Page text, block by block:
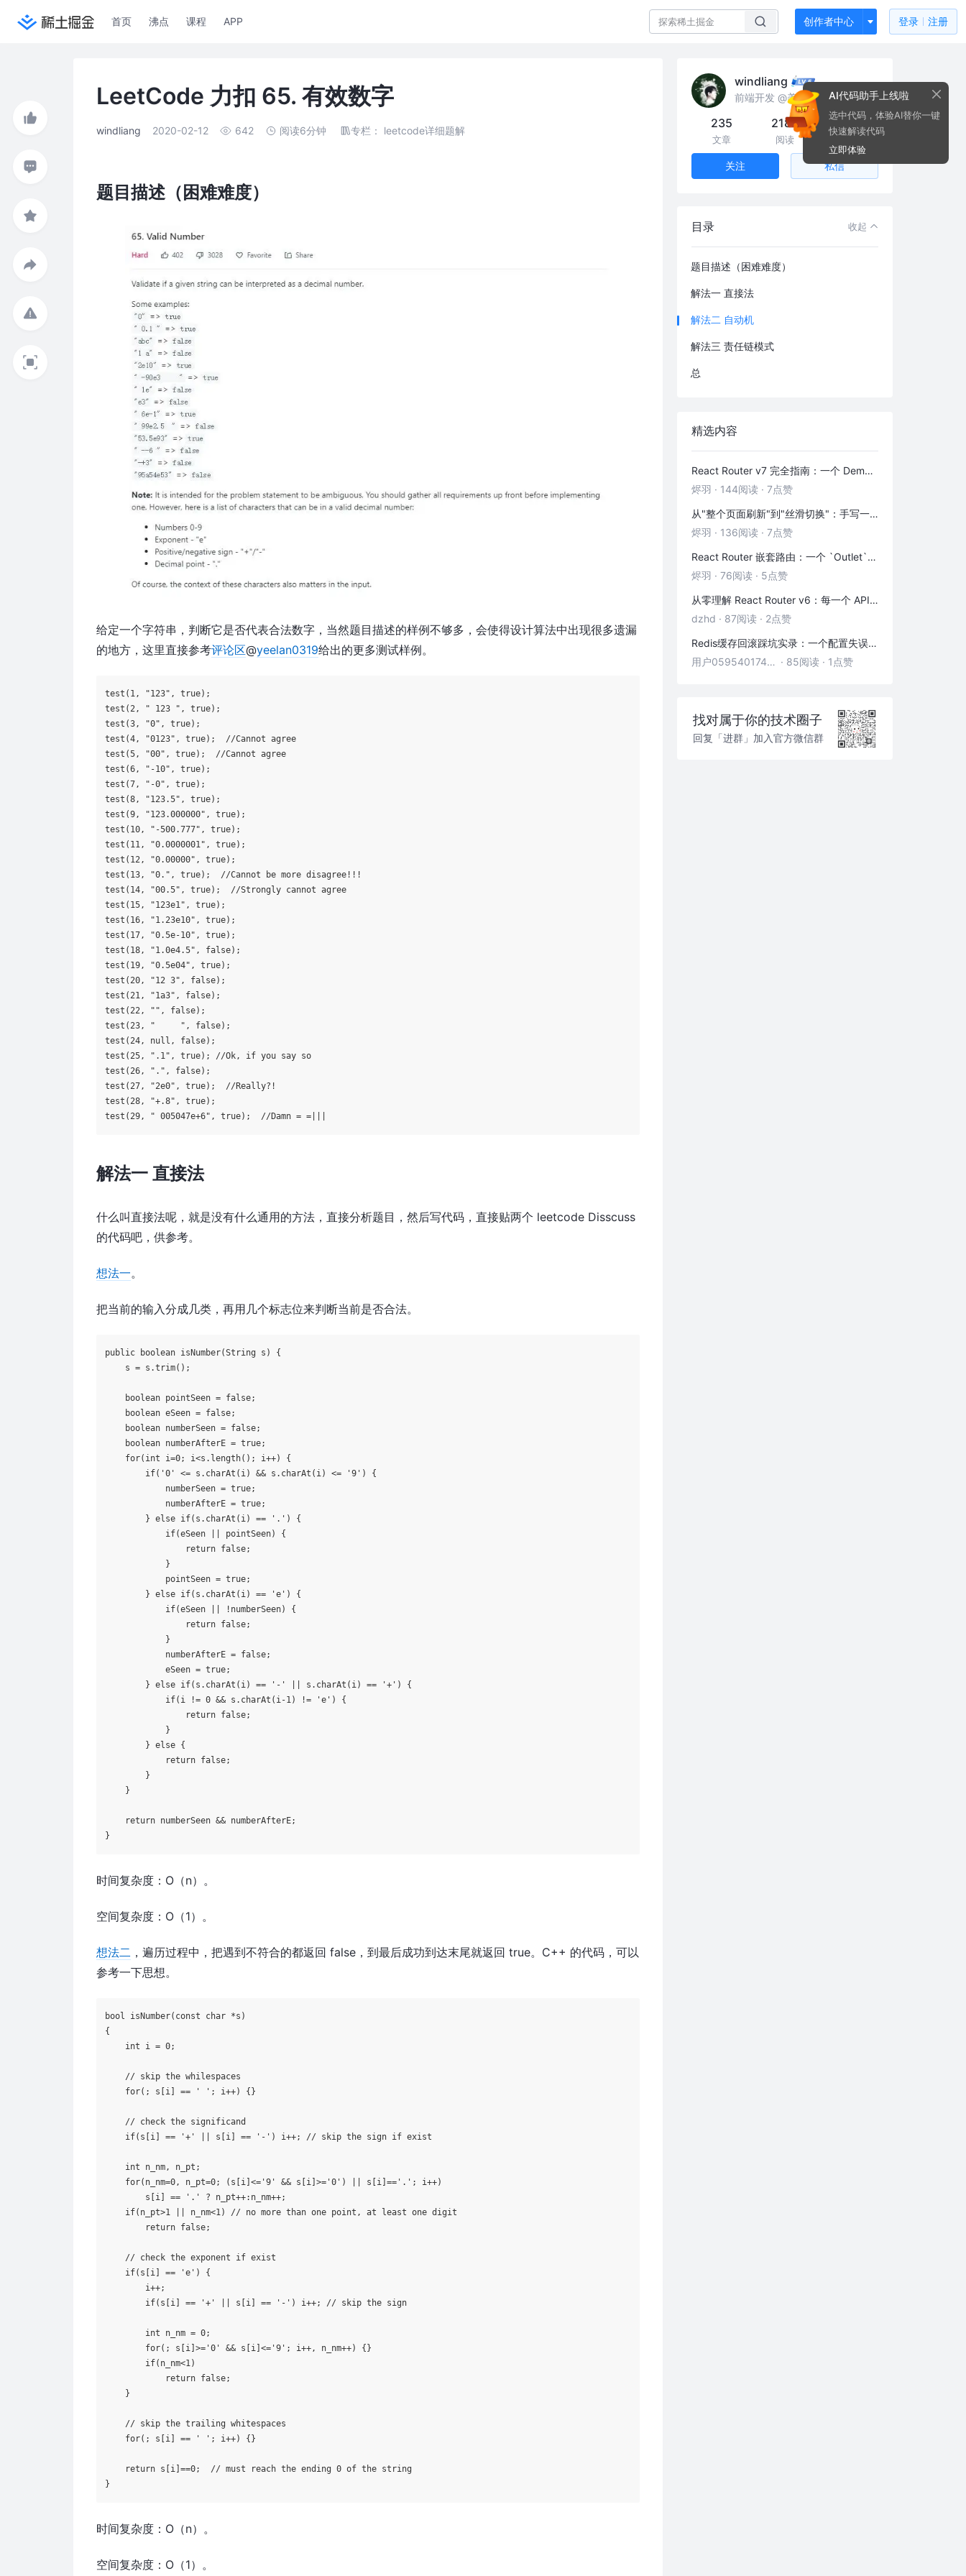
首页 沸点 课程 APP 创作者中心 登录 注册
LeetCode 力扣 65. 有效数字
windliang 2020-02-12 642 阅读6分钟 专栏： leetcode详细题解
题目描述（困难难度）
给定一个字符串，判断它是否代表合法数字，当然题目描述的样例不够多，会使得设计算法中出现很多遗漏
的地方，这里直接参考评论区@yeelan0319给出的更多测试样例。
test( 1, "123" , true);
test( 2, " 123 " , true);
test(3, "0" , true);
test(4, "0123" , true); //Cannot agree
test(5, "00" , true); //Cannot agree
test(6, "-10" , true);
test(7, "-0" , true);
test(8, "123.5" , true);
test(9, "123.000000" , true);
test( 10, "-500.777" , true);
test( 11, "0.0000001" , true);
test( 12, "0.00000" , true);
test( 13, "0." , true); //Cannot be more disagree!!!
test( 14, "00.5" , true); //Strongly cannot agree
test( 15, "123e1" , true);
test( 16, "1.23e10" , true);
test( 17, "0.5e-10" , true);
test( 18, "1.0e4.5" , false);
test( 19, "0.5e04" , true);
test( 20, "12 3" , false);
test( 21, "1a3" , false);
test( 22, "" , false);
test( 23, "     " , false);
test( 24, null , false);
test( 25, ".1" , true); //Ok, if you say so
test( 26, "." , false);
test( 27, "2e0" , true); //Really?!
test( 28, "+.8" , true);
test( 29, " 005047e+6" , true); //Damn = =|||
解法一 直接法
什么叫直接法呢，就是没有什么通用的方法，直接分析题目，然后写代码，直接贴两个 leetcode Disscuss
的代码吧，供参考。
想法一。
把当前的输入分成几类，再用几个标志位来判断当前是否合法。
public boolean isNumber(String s)
{
    s = s.trim();
boolean pointSeen = false;
boolean eSeen = false;
boolean numberSeen = false;
boolean numberAfterE = true;
for( int i=0; i<s.length(); i++) {
if( '0' <= s.charAt(i) && s.charAt(i) <= '9' ) {
            numberSeen =
true;
            numberAfterE =
true;
        }
else if(s.charAt(i) == '.' ) {
if(eSeen || pointSeen) {
return false;
            }
            pointSeen =
true;
        }
else if(s.charAt(i) == 'e' ) {
if(eSeen || !numberSeen) {
return false;
            }
            numberAfterE =
false;
            eSeen =
true;
        }
else if(s.charAt(i) == '-' || s.charAt(i) == '+' ) {
if(i != 0 && s.charAt(i-1) != 'e' ) {
return false;
            }
        }
else {
return false;
        }
    }
return numberSeen && numberAfterE;
时间复杂度：O（n）。
空间复杂度：O（1）。
想法二 ，遍历过程中，把遇到不符合的都返回 false，到最后成功到达末尾就返回 true。C++ 的代码，可以
参考一下思想。
bool isNumber( const char *s)
{
int i = 0;
// skip the whilespaces
for(; s[i] == ' ' ; i++) {}
// check the significand
if(s[i] == '+' || s[i] == '-' ) i++; // skip the sign if exist
int n_nm, n_pt;
for(n_nm=0, n_pt=0; (s[i]<= '9' && s[i]>= '0' ) || s[i]== '.' ; i++)
        s[i] ==
'.'
? n_pt++:n_nm++;
if(n_pt>1 || n_nm<1) // no more than one point, at least one digit
return false;
// check the exponent if exist
if(s[i] == 'e' ) {
        i++;
if(s[i] == '+' || s[i] == '-' ) i++; // skip the sign
int n_nm = 0;
for(; s[i]>= '0' && s[i]<= '9' ; i++, n_nm++) {}
if(n_nm<1)
return false;
    }
// skip the trailing whitespaces
for(; s[i] == ' ' ; i++) {}
return s[i]==0; // must reach the ending 0 of the string
时间复杂度：O（n）。
空间复杂度：O（1）。
windliang
前端开发 @美团
235
文章
218k
阅读
334
粉丝
关注 私信
目录 收起
题目描述（困难难度）
解法一 直接法
解法二 自动机
解法三 责任链模式
总
精选内容
React Router v7 完全指南：一个 Demo 吃透前端路由
烬羽 · 144阅读 · 7点赞
从"整个页面刷新"到"丝滑切换"：手写一个 HashRouter 彻底搞懂前端路由
烬羽 · 136阅读 · 7点赞
React Router 嵌套路由：一个 `Outlet` 引发的布局思考
烬羽 · 76阅读 · 5点赞
从零理解 React Router v6：每一个 API 都是怎么工作的
dzhd · 87阅读 · 2点赞
Redis缓存回滚踩坑实录：一个配置失误，让我在凌晨3点丢了3000条数据
用户05954017446 · 85阅读 · 1点赞
找对属于你的技术圈子
回复「进群」加入官方微信群
AI代码助手上线啦
选中代码，体验AI替你一键
快速解读代码
立即体验